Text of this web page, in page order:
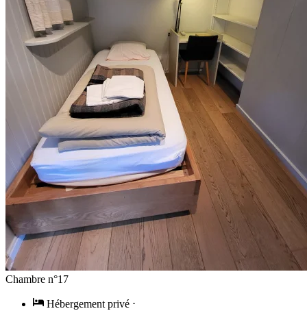
Chambre n°17
Hébergement privé ⋅